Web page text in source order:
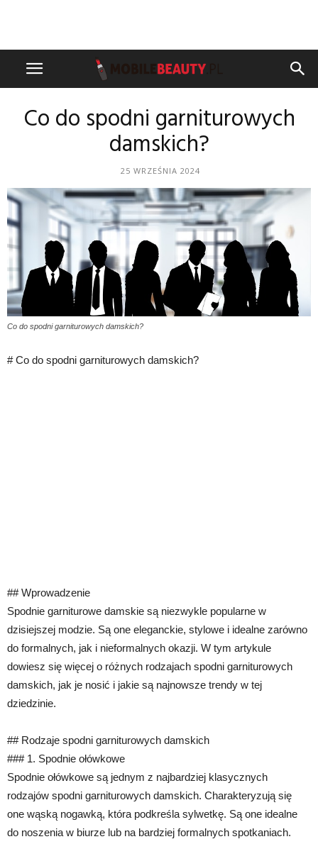
Co do spodni garniturowych
damskich?
25 WRZEŚNIA 2024
Co do spodni garniturowych damskich?
# Co do spodni garniturowych damskich?
## Wprowadzenie
Spodnie garniturowe damskie są niezwykle popularne w
dzisiejszej modzie. Są one eleganckie, stylowe i idealne zarówno
do formalnych, jak i nieformalnych okazji. W tym artykule
dowiesz się więcej o różnych rodzajach spodni garniturowych
damskich, jak je nosić i jakie są najnowsze trendy w tej
dziedzinie.
## Rodzaje spodni garniturowych damskich
### 1. Spodnie ołówkowe
Spodnie ołówkowe są jednym z najbardziej klasycznych
rodzajów spodni garniturowych damskich. Charakteryzują się
one wąską nogawką, która podkreśla sylwetkę. Są one idealne
do noszenia w biurze lub na bardziej formalnych spotkaniach.